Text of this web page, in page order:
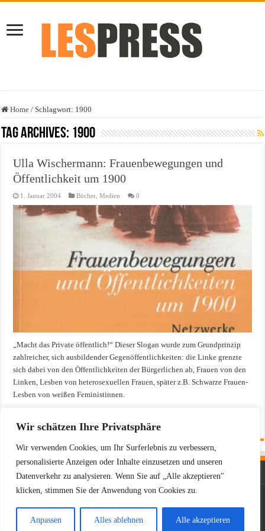
Wir schätzen Ihre Privatsphäre
Wir verwenden Cookies, um Ihr Surferlebnis zu verbessern,
personalisierte Anzeigen oder Inhalte einzusetzen und unseren
Datenverkehr zu analysieren. Wenn Sie auf „Alle akzeptieren"
klicken, stimmen Sie der Anwendung von Cookies zu.
Anpassen Alles ablehnen Alle akzeptieren
Home / Schlagwort: 1900
Tag Archives: 1900
Ulla Wischermann: Frauenbewegungen und
Öffentlichkeit um 1900
1. Januar 2004 Bücher ,Medien 0
„Macht das Private öffentlich!“ Dieser Slogan wurde zum Grundprinzip
zahlreicher, sich ausbildender Gegenöf­fent­lich­kei­ten: die Linke grenzte
sich dabei von den Öffentlichkeiten der Bür­gerlichen ab, Frauen von den
Lin­ken, Lesben von heterosexuellen Frau­en, später z.B. Schwarze Frauen­
Les­ben von weißen Feministinnen.